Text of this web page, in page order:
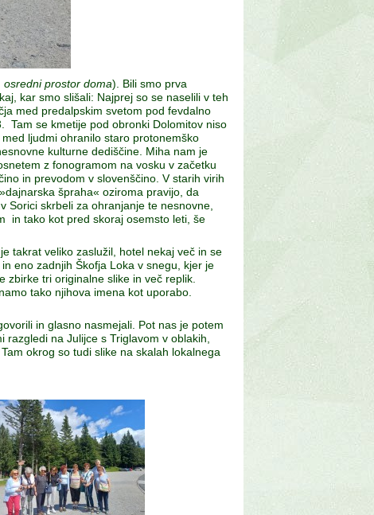
osredni prostor doma). Bili smo prva
kar smo slišali: Najprej so se naselili v teh
med predalpskim svetom pod fevdalno
Tam se kmetije pod obronki Dolomitov niso
ljudmi ohranilo staro protonemško
kulturne dediščine. Miha nam je
z fonogramom na vosku v začetku
in prevodom v slovenščino. V starih virih
špraha« oziroma pravijo, da
Sorici skrbeli za ohranjanje te nesnovne,
in tako kot pred skoraj osemsto leti, še
takrat veliko zaslužil, hotel nekaj več in se
eno zadnjih Škofja Loka v snegu, kjer je
tri originalne slike in več replik.
tako njihova imena kot uporabo.
in glasno nasmejali. Pot nas je potem
na Julijce s Triglavom v oblakih,
okrog so tudi slike na skalah lokalnega